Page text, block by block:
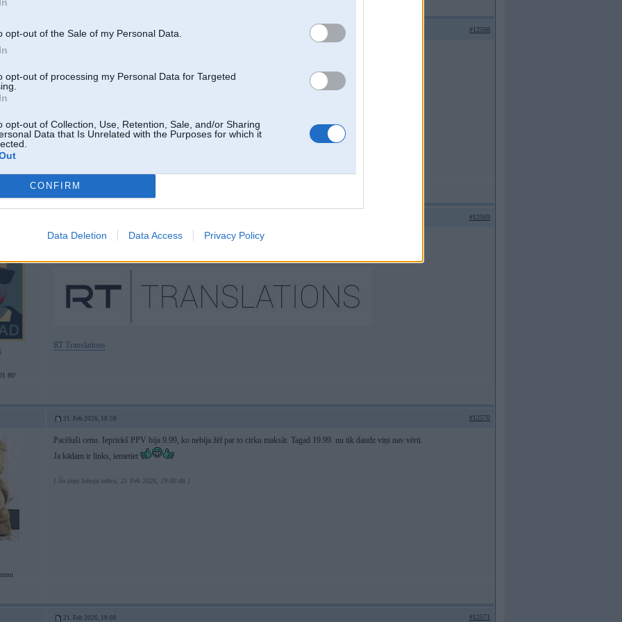
opt-out of the Sale of my Personal Data.
opt-out of processing my Personal Data for Targeted
opt-out of Collection, Use, Retention, Sale, and/or Sharing
Data that Is Unrelated with the Purposes for which it
CONFIRM
Data Deletion Data Access Privacy Policy
21. Feb 2026, 18:40 #12568
#12569
80'
Nav kkads totalizators, kur uzlikt kāda atmazka būs Zutim šoreiz?
-----------------
RT Translations
21. Feb 2026, 18:59 #12570
Pacēluši cenu. Iepriekš PPV bija 9.99, ko nebija žēl par to cirku maksāt. Tagad 19.99. nu tik daudz viņi nav vērti.
Ja kādam ir links, iemetiet
[ Šo ziņu laboja zebra, 21 Feb 2026, 19:00:46 ]
21. Feb 2026, 19:08 #12571